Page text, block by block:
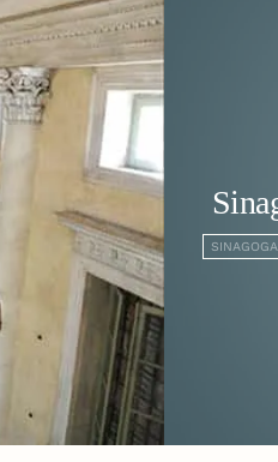
SINAGOGA